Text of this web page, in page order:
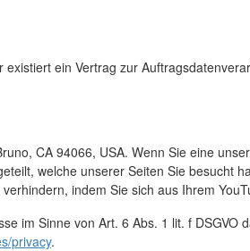
ein Vertrag zur
CA 94066, USA. Wenn Sie eine
welche unserer Seiten Sie besucht
indem Sie sich aus Ihrem
im Sinne von Art. 6 Abs. 1 lit. f DSGVO
privacy.